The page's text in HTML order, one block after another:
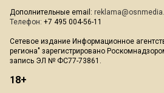
Дополнительные email:
Телефон: +7 495 004-56-11
Сетевое издание Информационное
региона" зарегистрировано
запись ЭЛ № ФС77-73861.
18+